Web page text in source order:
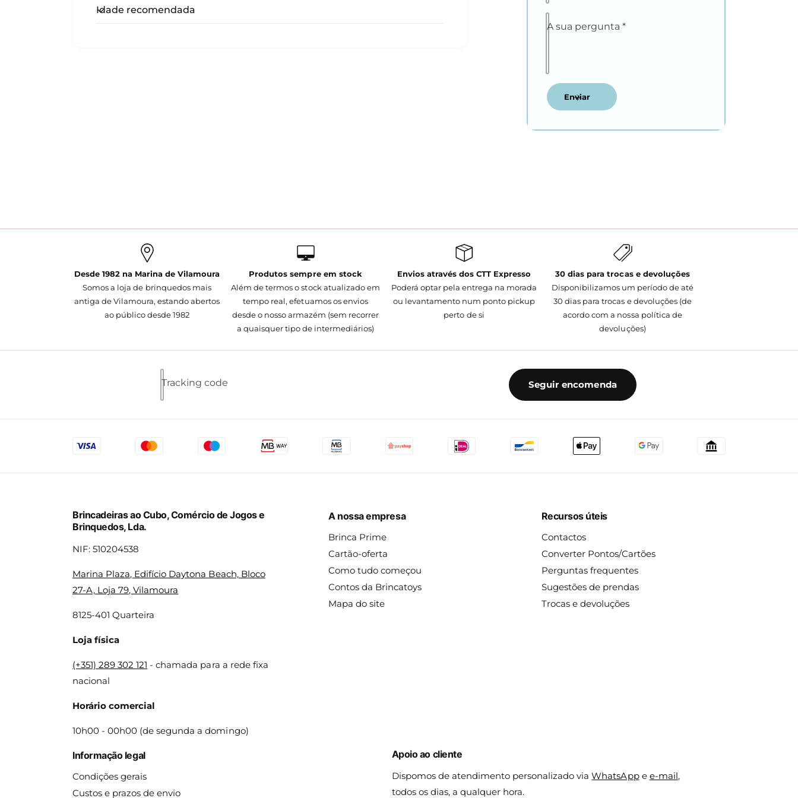
A sua pergunta *
Enviar
Idade recomendada
Desde 1982 na Marina de Vilamoura
Somos a loja de brinquedos mais
antiga de Vilamoura, estando abertos
ao público desde 1982
Produtos sempre em stock
Além de termos o stock atualizado em
tempo real, efetuamos os envios
desde o nosso armazém (sem recorrer
a quaisquer tipo de intermediários)
Envios através dos CTT Expresso
Poderá optar pela entrega na morada
ou levantamento num ponto pickup
perto de si
30 dias para trocas e devoluções
Disponibilizamos um período de até
30 dias para trocas e devoluções (de
acordo com a nossa política de
devoluções)
Tracking code Seguir encomenda
Brincadeiras ao Cubo, Comércio de Jogos e
Brinquedos, Lda.
NIF: 510204538
Marina Plaza, Edifício Daytona Beach, Bloco
27-A, Loja 79, Vilamoura
8125-401 Quarteira
Loja física
(+351) 289 302 121 - chamada para a rede fixa
nacional
Horário comercial
10h00 - 00h00 (de segunda a domingo)
A nossa empresa
Brinca Prime
Cartão-oferta
Como tudo começou
Contos da Brincatoys
Mapa do site
Recursos úteis
Contactos
Converter Pontos/Cartões
Perguntas frequentes
Sugestões de prendas
Trocas e devoluções
Informação legal
Condições gerais
Custos e prazos de envio
Apoio ao cliente
Dispomos de atendimento personalizado viaWhatsAppe e-mail,
todos os dias, a qualquer hora.